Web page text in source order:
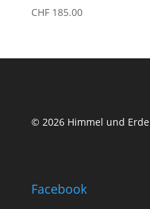
CHF185.00
© 2026 Himmel und Erde
Facebook